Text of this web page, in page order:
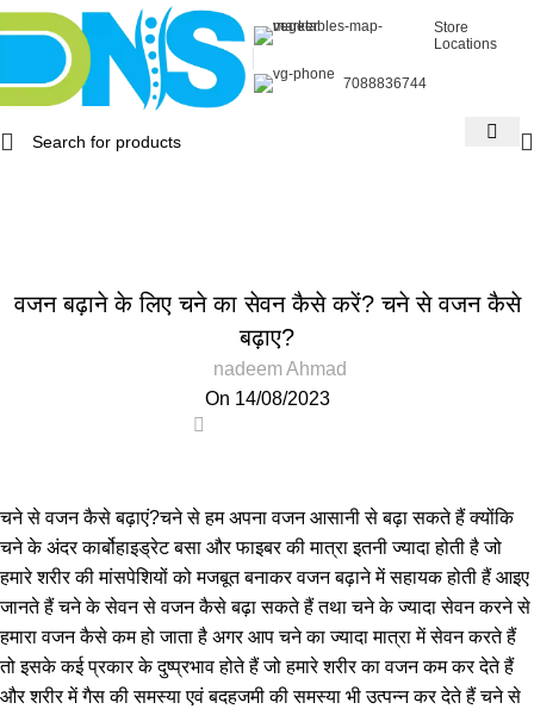
Store
Locations
7088836744
वजन बढ़ाने के लिए चने का सेवन कैसे करें? चने से वजन कैसे
बढ़ाए?
nadeem Ahmad
On 14/08/2023
चने से वजन कैसे बढ़ाएं?चने से हम अपना वजन आसानी से बढ़ा सकते हैं क्योंकि
चने के अंदर कार्बोहाइड्रेट बसा और फाइबर की मात्रा इतनी ज्यादा होती है जो
हमारे शरीर की मांसपेशियों को मजबूत बनाकर वजन बढ़ाने में सहायक होती हैं आइए
जानते हैं चने के सेवन से वजन कैसे बढ़ा सकते हैं तथा चने के ज्यादा सेवन करने से
हमारा वजन कैसे कम हो जाता है अगर आप चने का ज्यादा मात्रा में सेवन करते हैं
तो इसके कई प्रकार के दुष्प्रभाव होते हैं जो हमारे शरीर का वजन कम कर देते हैं
और शरीर में गैस की समस्या एवं बदहजमी की समस्या भी उत्पन्न कर देते हैं चने से